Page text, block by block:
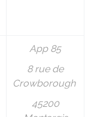
App 85
8 rue de
Crowborough
45200